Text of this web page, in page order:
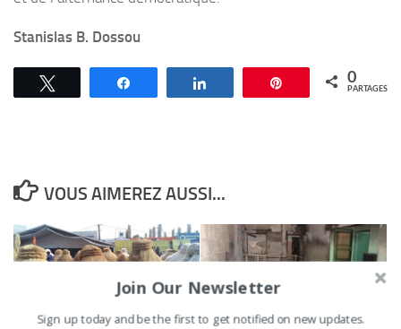
Stanislas B. Dossou
Épingle 0
PARTAGES
VOUS AIMEREZ AUSSI...
Join Our Newsletter
Sign up today and be the first to get notified on new updates.